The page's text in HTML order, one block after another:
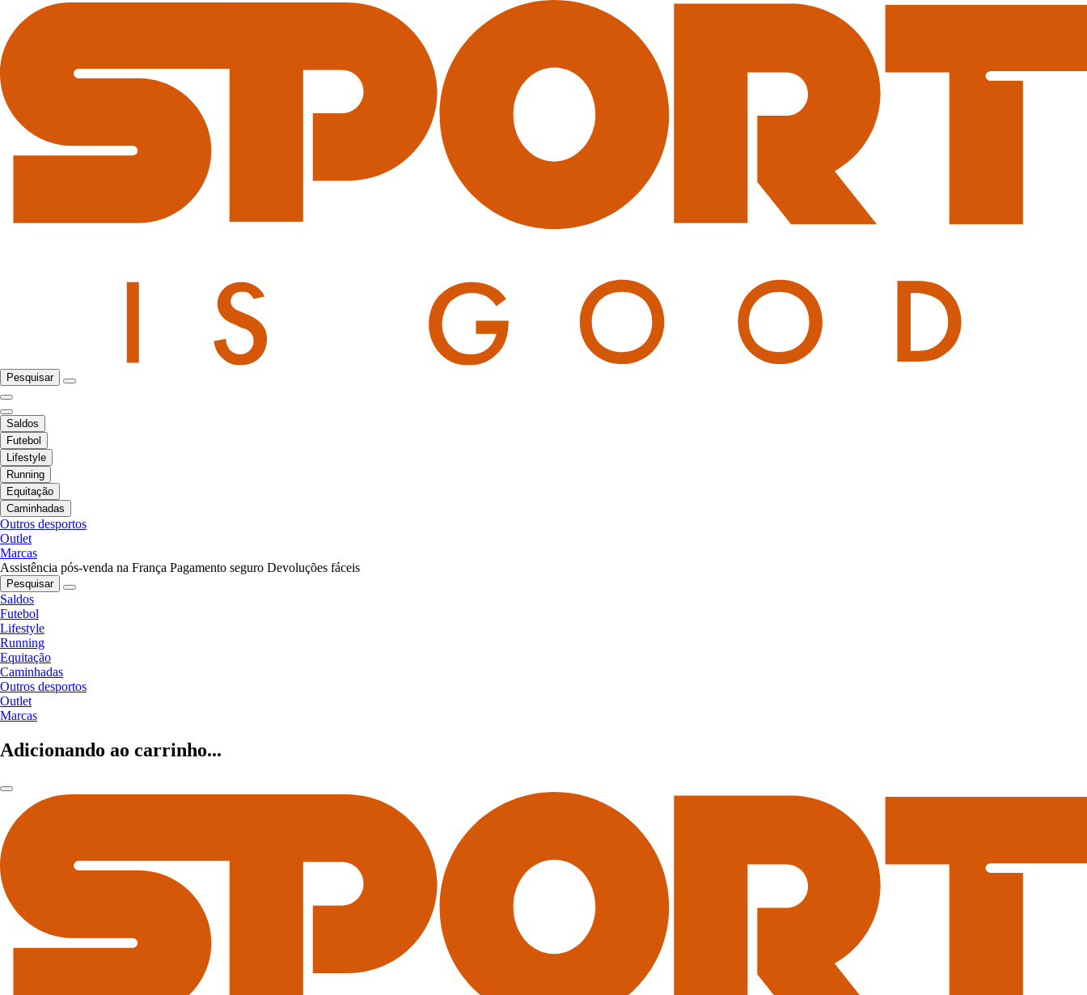
Pesquisar
Saldos
Futebol
Lifestyle
Running
Equitação
Caminhadas
Outros desportos
Outlet
Marcas
Assistência pós-venda na França Pagamento seguro Devoluções fáceis
Pesquisar
Saldos
Futebol
Lifestyle
Running
Equitação
Caminhadas
Outros desportos
Outlet
Marcas
Adicionando ao carrinho...